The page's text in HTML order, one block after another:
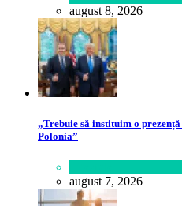
august 8, 2026
„Trebuie să instituim o
Polonia”
august 7, 2026